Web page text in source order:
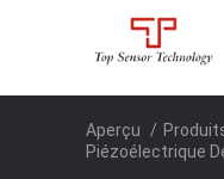
Aperçu /
Piézoélectrique